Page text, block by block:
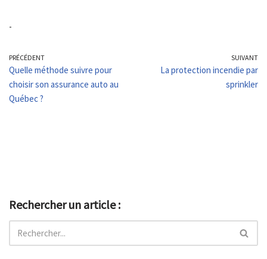
-
PRÉCÉDENT
Quelle méthode suivre pour
choisir son assurance auto au
Québec ?
SUIVANT
La protection incendie par
sprinkler
Rechercher un article :